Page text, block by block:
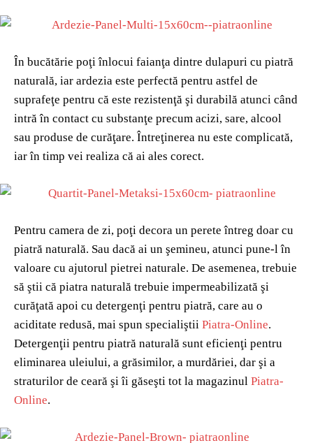
În bucătărie poţi înlocui faianţa dintre dulapuri cu piatră
naturală, iar ardezia este perfectă pentru astfel de
suprafeţe pentru că este rezistenţă şi durabilă atunci când
intră în contact cu substanţe precum acizi, sare, alcool
sau produse de curăţare. Întreţinerea nu este complicată,
iar în timp vei realiza că ai ales corect.
Pentru camera de zi, poţi decora un perete întreg doar cu
piatră naturală. Sau dacă ai un şemineu, atunci pune-l în
valoare cu ajutorul pietrei naturale. De asemenea, trebuie
să ştii că piatra naturală trebuie impermeabilizată şi
curăţată apoi cu detergenţi pentru piatră, care au o
aciditate redusă, mai spun specialiştii Piatra-Online.
Detergenţii pentru piatră naturală sunt eficienţi pentru
eliminarea uleiului, a grăsimilor, a murdăriei, dar şi a
straturilor de ceară şi îi găseşti tot la magazinul Piatra-
Online.